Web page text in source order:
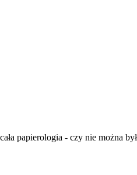
papierologia - czy nie można